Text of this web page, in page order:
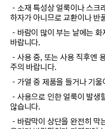
－소재 특성상 얼룩이나 스
하자가 아니므로 교환이나 반
－바람이 많이 부는 날에는
바랍니다.
－사용 중, 또는 사용 직후엔
주의 바랍니다.
－가열 중 제품을 들거나 기
－사용으로 인한 얼룩이 발생
않습니다.
－바람막이 상단을 완전히